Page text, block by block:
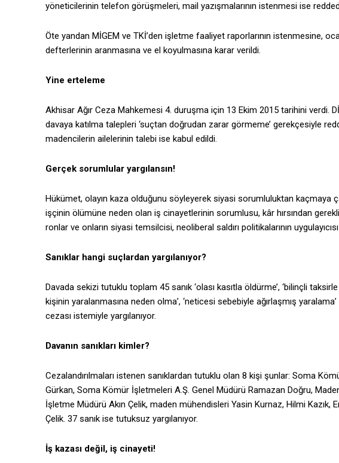
yöneticilerinin telefon görüşmeleri, mail yazışmalarının isten­mesi ise
Öte yandan MİGEM ve TKİ’den işletme faaliyet raporlarının istenmesine,
defterlerinin aranmasına ve el koyulmasına karar verildi.
Yine erteleme
Akhisar Ağır Ceza Mahkemesi 4. du­ruşma için 13 Ekim 2015 tarihini verdi.
davaya katılma talepleri ‘suçtan doğrudan zarar görmeme’ gerek­çesiyle
madencilerin ailelerinin talebi ise kabul edildi.
Gerçek sorumlular yargılansın!
Hükümet, olayın kaza oldu­ğunu söyleyerek siyasi sorumlu­luktan kaçmaya
işçinin ölümüne neden olan iş cinayetlerinin sorumlusu, kâr hırsından
ronlar ve onların siyasi temsilcisi, neoliberal saldırı politikalarının
Sanıklar hangi suçlardan yargılanıyor?
Davada sekizi tutuklu toplam 45 sanık ‘olası kasıtla öldürme’, ‘bilinçli
kişinin yaralanmasına neden olma’, ‘neticesi sebebiyle ağırlaşmış
cezası istemiyle yargıla­nıyor.
Davanın sanıkları kimler?
Cezalandırılmaları istenen sanıklardan tutuklu olan 8 kişi şunlar: Soma
Gürkan, Soma Kömür İşletmeleri A.Ş. Genel Müdürü Ramazan Doğru,
İşletme Müdürü Akın Çelik, maden mühendisleri Yasin Kurnaz, Hilmi
Çelik. 37 sanık ise tutuksuz yargılanıyor.
İş kazası değil, iş cinayeti!